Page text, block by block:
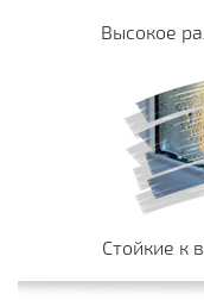
Высокое
Стойкие к